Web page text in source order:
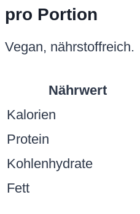
pro Portion
Vegan, nährstoffreich.
Nährwert
Kalorien
Protein
Kohlenhydrate
Fett